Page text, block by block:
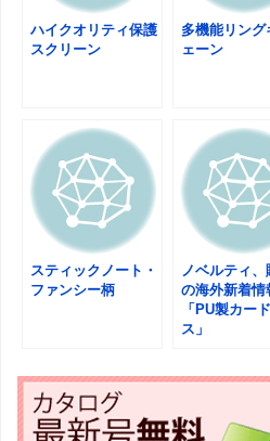
ハイクオリティ保護
スクリーン
多機能リング
ェーン
スティックノート・
ファンシー柄
ノベルティ、
の海外新着情
「PU製カー
ス」